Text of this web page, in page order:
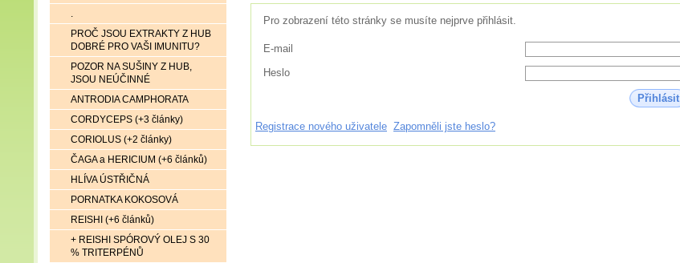
Pro zobrazení této stránky se musíte nejprve přihlásit.
E-mail
Heslo
Přihlásit
Registrace nového uživatele Zapomněli jste heslo?
.
PROČ JSOU EXTRAKTY Z HUB
DOBRÉ PRO VAŠI IMUNITU?
POZOR NA SUŠINY Z HUB,
JSOU NEÚČINNÉ
ANTRODIA CAMPHORATA
CORDYCEPS (+3 články)
CORIOLUS (+2 články)
ČAGA a HERICIUM (+6 článků)
HLÍVA ÚSTŘIČNÁ
PORNATKA KOKOSOVÁ
REISHI (+6 článků)
+ REISHI SPÓROVÝ OLEJ S 30
% TRITERPÉNŮ